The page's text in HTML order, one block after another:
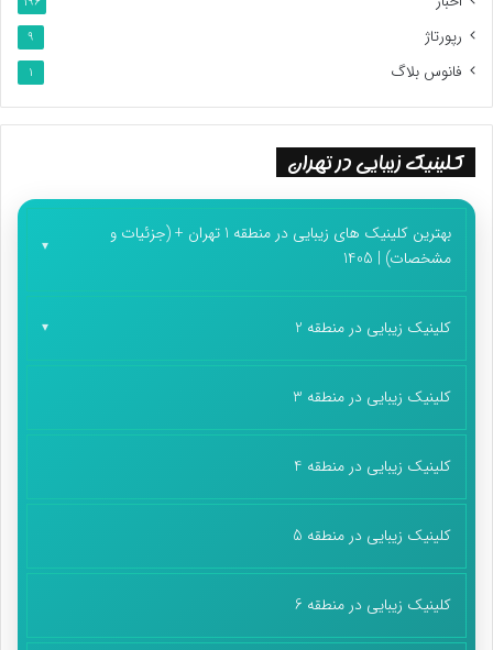
رپورتاژ 9
فانوس بلاگ 1
کلینیک زیبایی در تهران
بهترین کلینیک های زیبایی در منطقه 1 تهران + (جزئیات و
مشخصات) | 1405
کلینیک زیبایی در منطقه 2
کلینیک زیبایی در منطقه 3
کلینیک زیبایی در منطقه 4
کلینیک زیبایی در منطقه 5
کلینیک زیبایی در منطقه 6